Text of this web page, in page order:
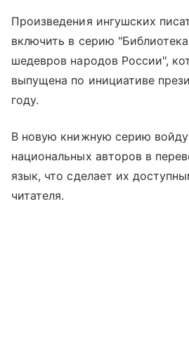
Произведения ингушских
включить в серию
шедевров народов России",
выпущена по инициативе
году.
В новую книжную серию
национальных авторов в
язык, что сделает их
читателя.